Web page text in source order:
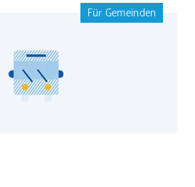
an die Bevölkerung senden.
Für Gemeinden